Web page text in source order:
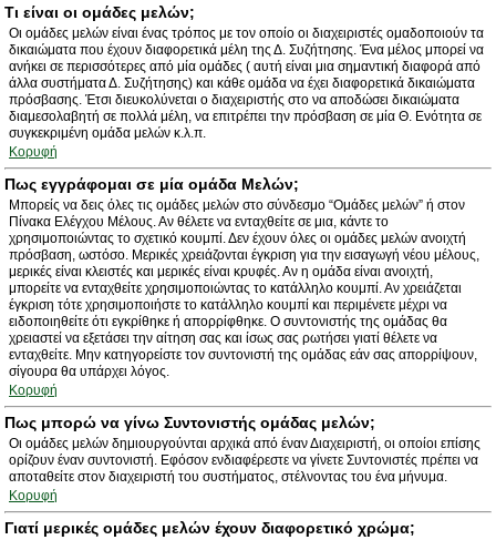
Τι είναι οι ομάδες μελών;
Οι ομάδες μελών είναι ένας τρόπος με τον οποίο οι διαχειριστές ομαδοποιούν τα
δικαιώματα που έχουν διαφορετικά μέλη της Δ. Συζήτησης. Ένα μέλος μπορεί να
ανήκει σε περισσότερες από μία ομάδες ( αυτή είναι μια σημαντική διαφορά από
άλλα συστήματα Δ. Συζήτησης) και κάθε ομάδα να έχει διαφορετικά δικαιώματα
πρόσβασης. Έτσι διευκολύνεται ο διαχειριστής στο να αποδώσει δικαιώματα
διαμεσολαβητή σε πολλά μέλη, να επιτρέπει την πρόσβαση σε μία Θ. Ενότητα σε
συγκεκριμένη ομάδα μελών κ.λ.π.
Κορυφή
Πως εγγράφομαι σε μία ομάδα Μελών;
Μπορείς να δεις όλες τις ομάδες μελών στο σύνδεσμο “Ομάδες μελών” ή στον
Πίνακα Ελέγχου Μέλους. Αν θέλετε να ενταχθείτε σε μια, κάντε το
χρησιμοποιώντας το σχετικό κουμπί. Δεν έχουν όλες οι ομάδες μελών ανοιχτή
πρόσβαση, ωστόσο. Μερικές χρειάζονται έγκριση για την εισαγωγή νέου μέλους,
μερικές είναι κλειστές και μερικές είναι κρυφές. Αν η ομάδα είναι ανοιχτή,
μπορείτε να ενταχθείτε χρησιμοποιώντας το κατάλληλο κουμπί. Αν χρειάζεται
έγκριση τότε χρησιμοποιήστε το κατάλληλο κουμπί και περιμένετε μέχρι να
ειδοποιηθείτε ότι εγκρίθηκε ή απορρίφθηκε. Ο συντονιστής της ομάδας θα
χρειαστεί να εξετάσει την αίτηση σας και ίσως σας ρωτήσει γιατί θέλετε να
ενταχθείτε. Μην κατηγορείστε τον συντονιστή της ομάδας εάν σας απορρίψουν,
σίγουρα θα υπάρχει λόγος.
Κορυφή
Πως μπορώ να γίνω Συντονιστής ομάδας μελών;
Οι ομάδες μελών δημιουργούνται αρχικά από έναν Διαχειριστή, οι οποίοι επίσης
ορίζουν έναν συντονιστή. Εφόσον ενδιαφέρεστε να γίνετε Συντονιστές πρέπει να
αποταθείτε στον διαχειριστή του συστήματος, στέλνοντας του ένα μήνυμα.
Κορυφή
Γιατί μερικές ομάδες μελών έχουν διαφορετικό χρώμα;